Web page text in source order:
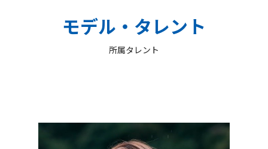
モデル・タレント
所属タレント